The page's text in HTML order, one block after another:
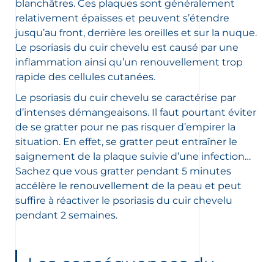
des informations sur les
et nouveautés produits par
sur la protection de vos données
consultez notre
des données personnelles
blanchâtres. Ces plaques sont généralement
relativement épaisses et peuvent s’étendre
jusqu’au front, derrière les oreilles et sur la nuque.
Le psoriasis du cuir chevelu est causé par une
inflammation ainsi qu’un renouvellement trop
rapide des cellules cutanées.
Le psoriasis du cuir chevelu se caractérise par
d’intenses démangeaisons. Il faut pourtant éviter
de se gratter pour ne pas risquer d’empirer la
situation. En effet, se gratter peut entraîner le
saignement de la plaque suivie d’une infection…
Sachez que vous gratter pendant 5 minutes
accélère le renouvellement de la peau et peut
suffire à réactiver le psoriasis du cuir chevelu
pendant 2 semaines.